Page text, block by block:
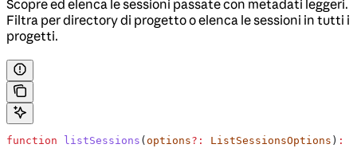
Scopre ed elenca le sessioni passate con metadati leggeri.
Filtra per directory di progetto o elenca le sessioni in tutti i
progetti.
function listSessions ( options?: ListSessionsOptions ) :